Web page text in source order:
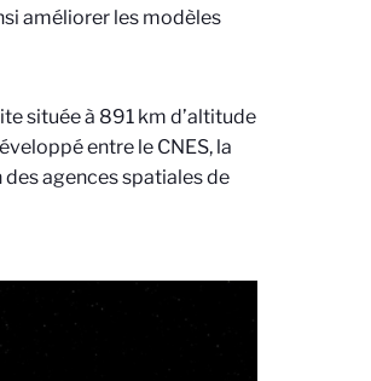
améliorer les modèles
située à 891 km d’altitude
entre le CNES, la
des agences spatiales de